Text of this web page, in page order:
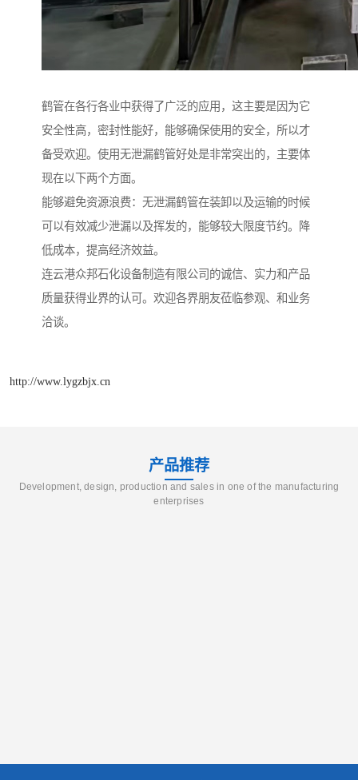
鹤管在各行各业中获得了广泛的应用，这主要是因为它
安全性高，密封性能好，能够确保使用的安全，所以才
备受欢迎。使用无泄漏鹤管好处是非常突出的，主要体
现在以下两个方面。
能够避免资源浪费：无泄漏鹤管在装卸以及运输的时候
可以有效减少泄漏以及挥发的，能够较大限度节约。降
低成本，提高经济效益。
连云港众邦石化设备制造有限公司的诚信、实力和产品
质量获得业界的认可。欢迎各界朋友莅临参观、和业务
洽谈。
http://www.lygzbjx.cn
产品推荐
Development, design, production and sales in one of the manufacturing
enterprises